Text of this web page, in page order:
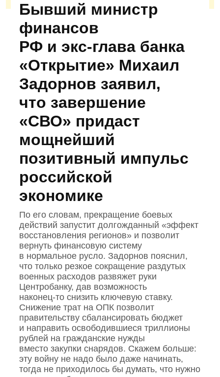
Бывший министр
финансов
РФ и экс‑глава банка
«Открытие» Михаил
Задорнов заявил,
что завершение
«СВО» придаст
мощнейший
позитивный импульс
российской
экономике
По его словам, прекращение боевых
действий запустит долгожданный «эффект
восстановления регионов» и позволит
вернуть финансовую систему
в нормальное русло. Задорнов пояснил,
что только резкое сокращение раздутых
военных расходов развяжет руки
Центробанку, дав возможность
наконец‑то снизить ключевую ставку.
Снижение трат на ОПК позволит
правительству сбалансировать бюджет
и направить освободившиеся триллионы
рублей на гражданские нужды
вместо закупки снарядов. Скажем больше:
эту войну не надо было даже начинать,
тогда не приходилось бы думать, что нужно